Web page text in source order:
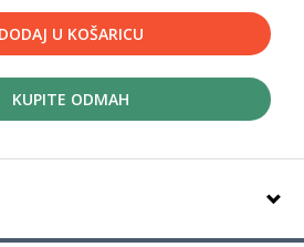
DODAJ U KOŠARICU
KUPITE ODMAH